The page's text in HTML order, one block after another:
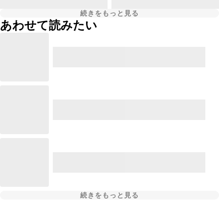
続きをもっと見る
あわせて読みたい
続きをもっと見る